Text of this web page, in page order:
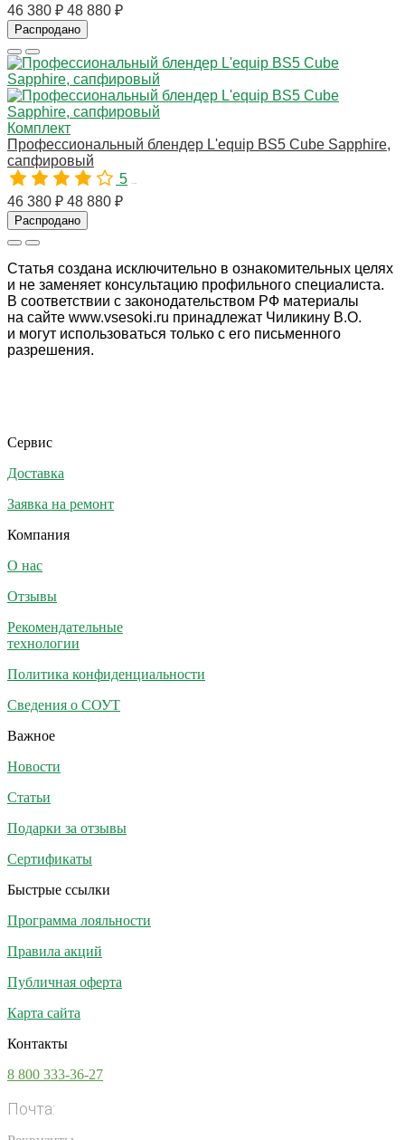
46 380 ₽ 48 880 ₽
Распродано
Комплект
Профессиональный блендер L'equip BS5 Cube Sapphire,
сапфировый
5
46 380 ₽ 48 880 ₽
Распродано
Статья создана исключительно в ознакомительных целях
и не заменяет консультацию профильного специалиста.
В соответствии с законодательством РФ материалы
на сайте www.vsesoki.ru принадлежат Чиликину В.О.
и могут использоваться только с его письменного
разрешения.
Сервис
Доставка
Заявка на ремонт
Компания
О нас
Отзывы
Рекомендательные
технологии
Политика конфиденциальности
Сведения о СОУТ
Важное
Новости
Статьи
Подарки за отзывы
Сертификаты
Быстрые ссылки
Программа лояльности
Правила акций
Публичная оферта
Карта сайта
Контакты
8 800 333-36-27
Почта: